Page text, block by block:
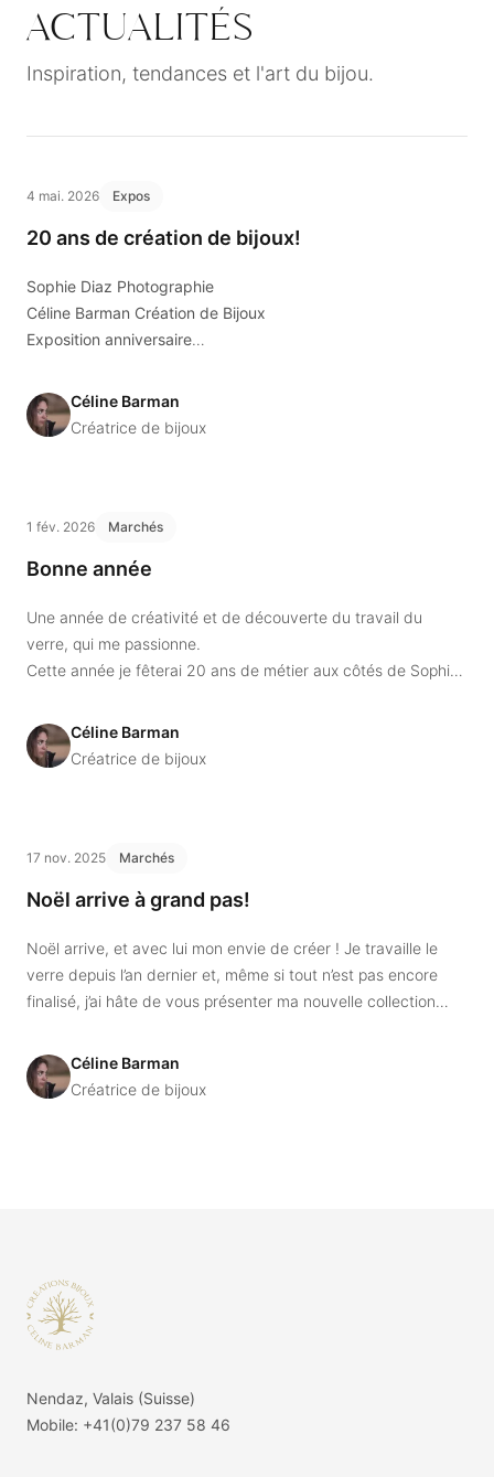
ACTUALITÉS
Inspiration, tendances et l'art du bijou.
4 mai. 2026 Expos
20 ans de création de bijoux!
Sophie Diaz Photographie
Céline Barman Création de Bijoux
Exposition anniversaire
Sophie capte l’instant
Céline façonne la matière
Céline Barman
Créatrice de bijoux
1 fév. 2026 Marchés
Bonne année
Une année de créativité et de découverte du travail du
verre, qui me passionne.
Cette année je fêterai 20 ans de métier aux côtés de Sophie
Nous préparons ensemble un événement le 21 mai 2026.
Céline Barman
Créatrice de bijoux
17 nov. 2025 Marchés
Noël arrive à grand pas!
Noël arrive, et avec lui mon envie de créer ! Je travaille le
verre depuis l’an dernier et, même si tout n’est pas encore
finalisé, j’ai hâte de vous présenter ma nouvelle collection
Céline Barman
Créatrice de bijoux
Nendaz, Valais (Suisse)
Mobile: +41(0)79 237 58 46